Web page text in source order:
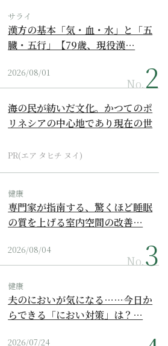
サライ
漢方の基本「気・血・水」と「五
臓・五行」【79歳、現役漢…
2026/08/01
No.
海の民が紡いだ文化。かつてのポ
リネシアの中心地であり現在の世
PR(エア タヒチ ヌイ)
健康
専門家が指南する、驚くほど睡眠
の質を上げる室内空間の改善…
2026/08/04
No.
健康
夫のにおいが気になる……今日か
らできる「におい対策」は？…
2026/07/24